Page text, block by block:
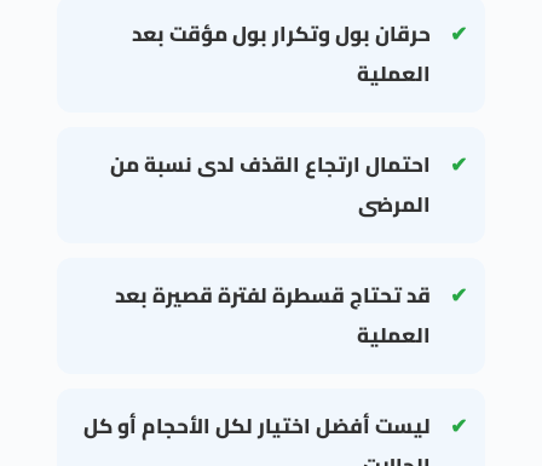
حرقان بول وتكرار بول مؤقت بعد
العملية
احتمال ارتجاع القذف لدى نسبة من
المرضى
قد تحتاج قسطرة لفترة قصيرة بعد
العملية
ليست أفضل اختيار لكل الأحجام أو كل